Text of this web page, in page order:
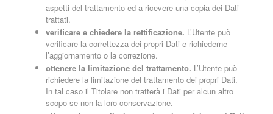
aspetti del trattamento ed a ricevere una copia dei Dati
trattati.
verificare e chiedere la rettificazione. L’Utente può
verificare la correttezza dei propri Dati e richiederne
l’aggiornamento o la correzione.
ottenere la limitazione del trattamento. L’Utente può
richiedere la limitazione del trattamento dei propri Dati.
In tal caso il Titolare non tratterà i Dati per alcun altro
scopo se non la loro conservazione.